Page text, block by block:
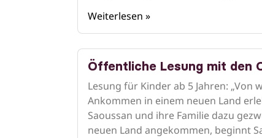
Weiterlesen »
Öffentliche Lesung mit den
Lesung für Kinder ab 5 Jahren: „Von
Ankommen in einem neuen Land
Saoussan und ihre Familie dazu
neuen Land angekommen, beginnt